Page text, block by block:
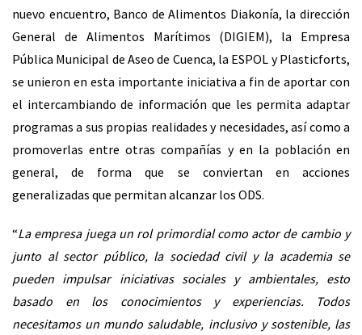
nuevo encuentro, Banco de Alimentos Diakonía, la dirección
General de Alimentos Marítimos (DIGIEM), la Empresa
Pública Municipal de Aseo de Cuenca, la ESPOL y Plasticforts,
se unieron en esta importante iniciativa a fin de aportar con
el intercambiando de información que les permita adaptar
programas a sus propias realidades y necesidades, así como a
promoverlas entre otras compañías y en la población en
general, de forma que se conviertan en acciones
generalizadas que permitan alcanzar los ODS.
“La empresa juega un rol primordial como actor de cambio y
junto al sector público, la sociedad civil y la academia se
pueden impulsar iniciativas sociales y ambientales, esto
basado en los conocimientos y experiencias. Todos
necesitamos un mundo saludable, inclusivo y sostenible, las